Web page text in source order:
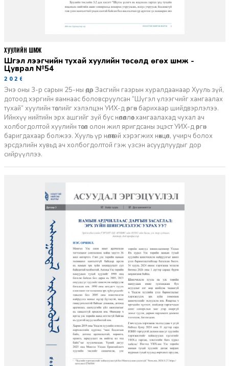
Шүгэл үлээгчийн тухай хуулийн төсөлд өгөх шүүмж -
Цуврал №54
2026-07-27
Энэ оны 3-р сарын 25-ны өдөр Засгийн газрын хуралдаанаар Хууль зүй,
дотоод хэргийн яамнаас боловсруулсан “Шүгэл үлээгчийг хамгаалах
тухай” хуулийн төслийг хэлэлцэн УИХ-д өргөн барихаар шийдвэрлэлээ.
Ийнхүү нийтийн эрх ашгийг зүй бус нөлөөллөөс хамгаалахад чухал ач
холбогдолтой хуулийн төсөл олон жил яригдсаны эцэст УИХ-д өргөн
баригдахаар болжээ. Хууль үр нөлөөтэй хэрэгжих нөхцөл, учирч болох
эрсдэлийн хувьд ач холбогдолтой гэж үзсэн асуудлуудыг дор
сийрүүллээ.
ХУУЛИЙН ШҮҮМЖ